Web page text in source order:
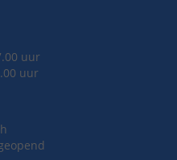
uur
uur